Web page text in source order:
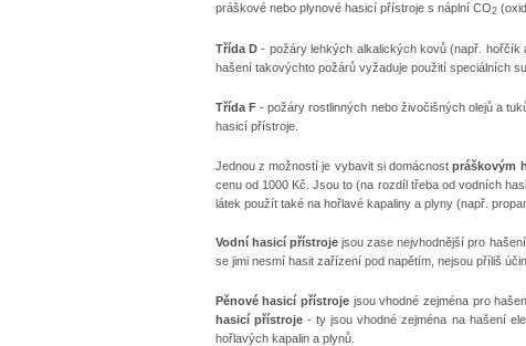
práškové nebo plynové hasicí přístroje s náplní CO2
Třída D- požáry lehkých alkalických kovů (např. hořčík
hašení takovýchto požárů vyžaduje použití speciálních
Třída F- požáry rostlinných nebo živočišných olejů a
hasicí přístroje.
Jednou z možností je vybavit si domácnostpráškovým
cenu od 1000 Kč. Jsou to (na rozdíl třeba od vodních
látek použít také na hořlavé kapaliny a plyny (např.
Vodní hasicí přístrojejsou zase nejvhodnější pro
se jimi nesmí hasit zařízení pod napětím, nejsou příliš
Pěnové hasicí přístrojejsou vhodné zejména pro
hasicí přístroje- ty jsou vhodné zejména na hašení
hořlavých kapalin a plynů.